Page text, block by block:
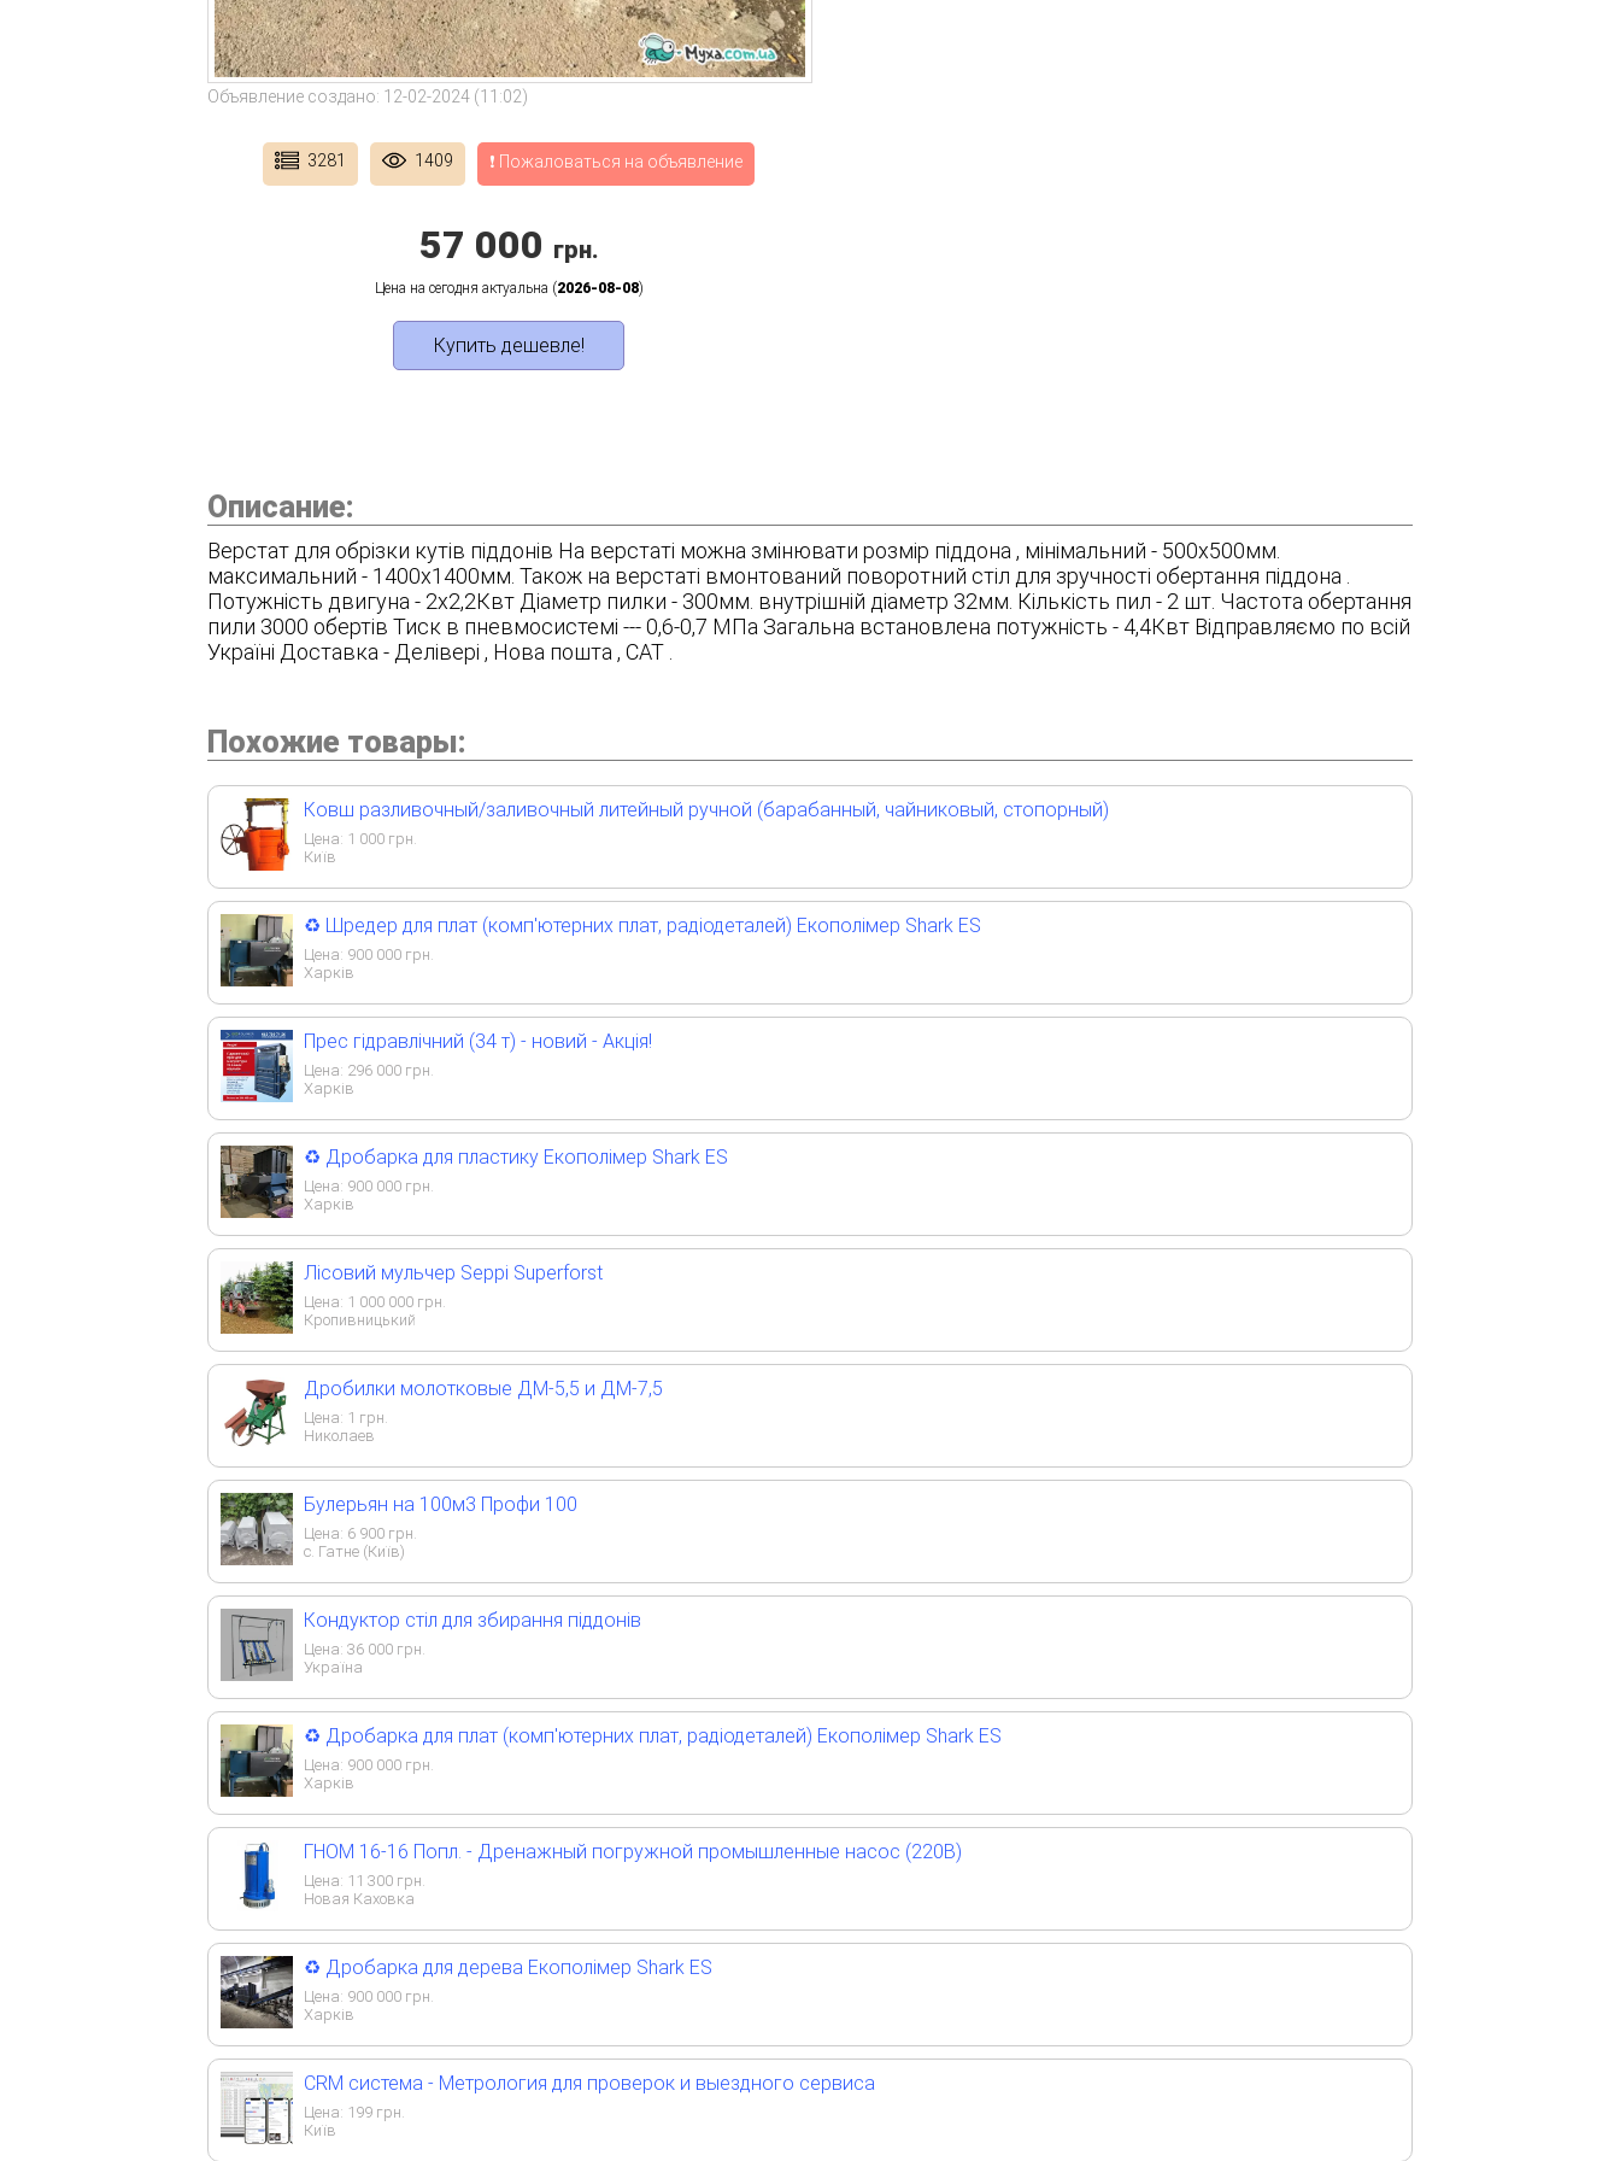
Объявление создано: 12-02-2024 (11:02)
3281 1409 ❗ Пожаловаться на объявление
57 000 грн.
Цена на сегодня актуальна (2026-08-08)
Купить дешевле!
Описание:
Верстат для обрізки кутів піддонів На верстаті можна змінювати розмір піддона , мінімальний - 500x500мм.
максимальний - 1400x1400мм. Також на верстаті вмонтований поворотний стіл для зручності обертання піддона .
Потужність двигуна - 2x2,2Квт Діаметр пилки - 300мм. внутрішній діаметр 32мм. Кількість пил - 2 шт. Частота обертання
пили 3000 обертів Тиск в пневмосистемі --- 0,6-0,7 МПа Загальна встановлена потужність - 4,4Квт Відправляємо по всій
Україні Доставка - Делівері , Нова пошта , CAT .
Похожие товары:
Ковш разливочный/заливочный литейный ручной (барабанный, чайниковый, стопорный)
Цена: 1 000 грн.
Київ
♻️ Шредер для плат (комп'ютерних плат, радіодеталей) Екополімер Shark ES
Цена: 900 000 грн.
Харків
Прес гідравлічний (34 т) - новий - Акція!
Цена: 296 000 грн.
Харків
♻️ Дробарка для пластику Екополімер Shark ES
Цена: 900 000 грн.
Харків
Лісовий мульчер Seppi Superforst
Цена: 1 000 000 грн.
Кропивницький
Дробилки молотковые ДМ-5,5 и ДМ-7,5
Цена: 1 грн.
Николаев
Булерьян на 100м3 Профи 100
Цена: 6 900 грн.
с. Гатне (Київ)
Кондуктор стіл для збирання піддонів
Цена: 36 000 грн.
Україна
♻️ Дробарка для плат (комп'ютерних плат, радіодеталей) Екополімер Shark ES
Цена: 900 000 грн.
Харків
ГНОМ 16-16 Попл. - Дренажный погружной промышленные насос (220В)
Цена: 11 300 грн.
Новая Каховка
♻️ Дробарка для дерева Екополімер Shark ES
Цена: 900 000 грн.
Харків
CRM система - Метрология для проверок и выездного сервиса
Цена: 199 грн.
Київ